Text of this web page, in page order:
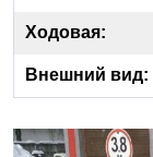
Ходовая:
Внешний вид: